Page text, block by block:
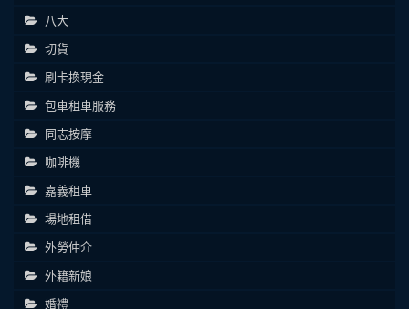
八大
切貨
刷卡換現金
包車租車服務
同志按摩
咖啡機
嘉義租車
場地租借
外勞仲介
外籍新娘
婚禮